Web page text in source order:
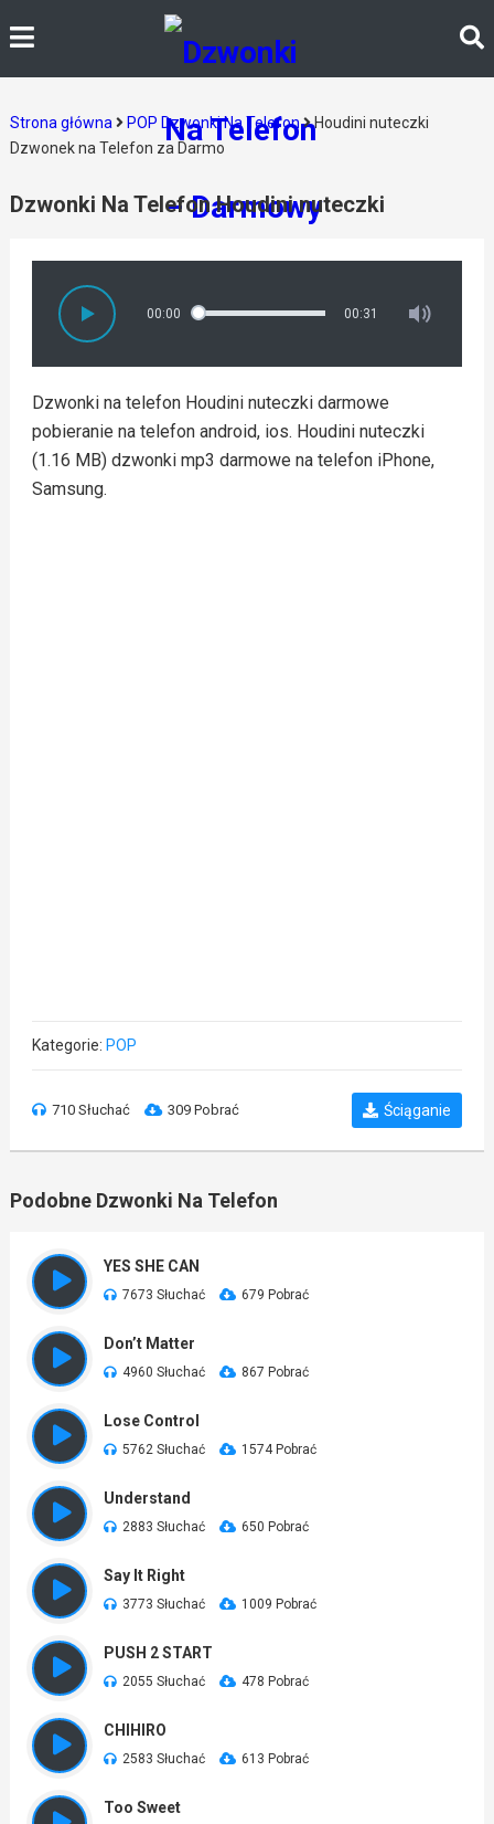
Strona główna POP Dzwonki Na Telefon
Houdini nuteczki
Dzwonek na Telefon za Darmo
Dzwonki Na Telefon Houdini nuteczki
00:00 00:31
Dzwonki na telefon Houdini nuteczki darmowe
pobieranie na telefon android, ios. Houdini nuteczki
(1.16 MB) dzwonki mp3 darmowe na telefon iPhone,
Samsung.
Kategorie: POP
710 Słuchać 309 Pobrać Ściąganie
Podobne Dzwonki Na Telefon
YES SHE CAN
7673 Słuchać 679 Pobrać
Don’t Matter
4960 Słuchać 867 Pobrać
Lose Control
5762 Słuchać 1574 Pobrać
Understand
2883 Słuchać 650 Pobrać
Say It Right
3773 Słuchać 1009 Pobrać
PUSH 2 START
2055 Słuchać 478 Pobrać
CHIHIRO
2583 Słuchać 613 Pobrać
Too Sweet